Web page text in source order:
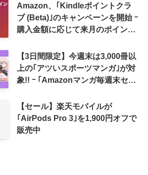
Amazon、｢Kindleポイントクラ
ブ (Beta)｣のキャンペーンを開始 ｰ
購入金額に応じて来月のポイント
【3日間限定】今週末は3,000冊以
上の｢アツいスポーツマンガ｣が対
象!! ｰ ｢Amazonマンガ毎週末セー
【セール】楽天モバイルが
｢AirPods Pro 3｣を1,900円オフで
販売中